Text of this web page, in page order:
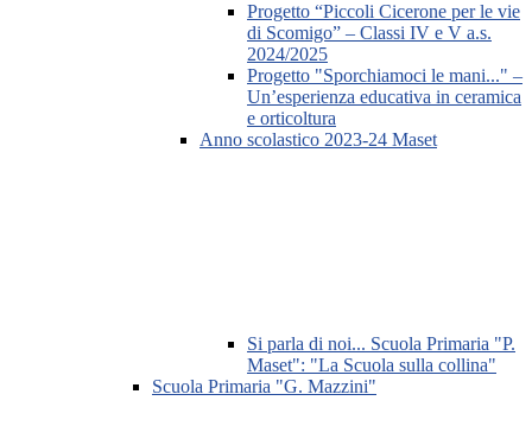
Progetto “Piccoli Cicerone per le vie
di Scomigo” – Classi IV e V a.s.
2024/2025
Progetto "Sporchiamoci le mani..." –
Un’esperienza educativa in ceramica
e orticoltura
Anno scolastico 2023-24 Maset
Si parla di noi... Scuola Primaria "P.
Maset": "La Scuola sulla collina"
Scuola Primaria "G. Mazzini"